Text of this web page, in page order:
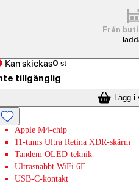
Från
Kan skickas0 st
tillgänglig
Lägg i
Apple M4-chip
11-tums Ultra Retina XDR-skärm
Tandem OLED-teknik
Ultrasnabbt WiFi 6E
USB-C-kontakt